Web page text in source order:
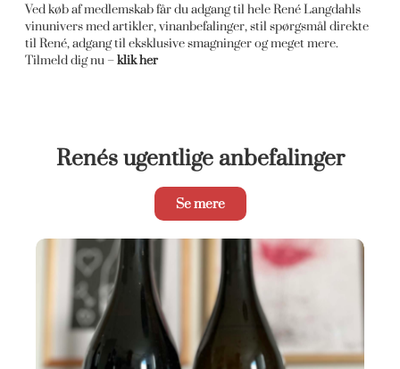
Ved køb af medlemskab får du adgang til hele René Langdahls
vinunivers med artikler, vinanbefalinger, stil spørgsmål direkte
til René, adgang til eksklusive smagninger og meget mere.
Tilmeld dig nu –klik her
Renés ugentlige anbefalinger
Se mere